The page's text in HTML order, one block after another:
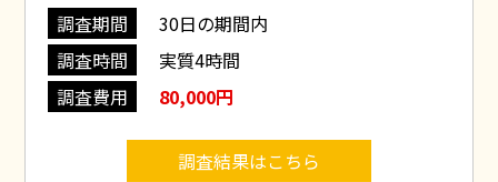
調査期間
30日の期間内
調査時間
実質4時間
調査費用
80,000円
調査結果はこちら